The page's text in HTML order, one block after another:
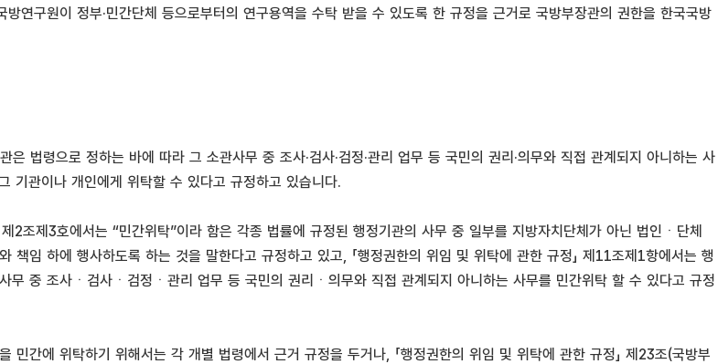
방연구원이 정부·민간단체 등으로부터의 연구용역을 수탁 받을 수 있도록 한 규정을 근거로 국방부장관의 권한을 한국국방
은 법령으로 정하는 바에 따라 그 소관사무 중 조사·검사·검정·관리 업무 등 국민의 권리·의무와 직접 관계되지 아니하는 사
기관이나 개인에게 위탁할 수 있다고 규정하고 있습니다.
2조제3호에서는 “민간위탁”이라 함은 각종 법률에 규정된 행정기관의 사무 중 일부를 지방자치단체가 아닌 법인ㆍ단체
책임 하에 행사하도록 하는 것을 말한다고 규정하고 있고, 「행정권한의 위임 및 위탁에 관한 규정」 제11조제1항에서는 행
무 중 조사ㆍ검사ㆍ검정ㆍ관리 업무 등 국민의 권리ㆍ의무와 직접 관계되지 아니하는 사무를 민간위탁 할 수 있다고 규정
간에 위탁하기 위해서는 각 개별 법령에서 근거 규정을 두거나, 「행정권한의 위임 및 위탁에 관한 규정」 제23조(국방부